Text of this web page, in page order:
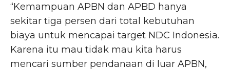
“Kemampuan APBN dan APBD hanya
sekitar tiga persen dari total kebutuhan
biaya untuk mencapai target NDC Indonesia.
Karena itu mau tidak mau kita harus
mencari sumber pendanaan di luar APBN,